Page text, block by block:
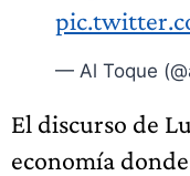
— Al Toque
El discurso de
economía